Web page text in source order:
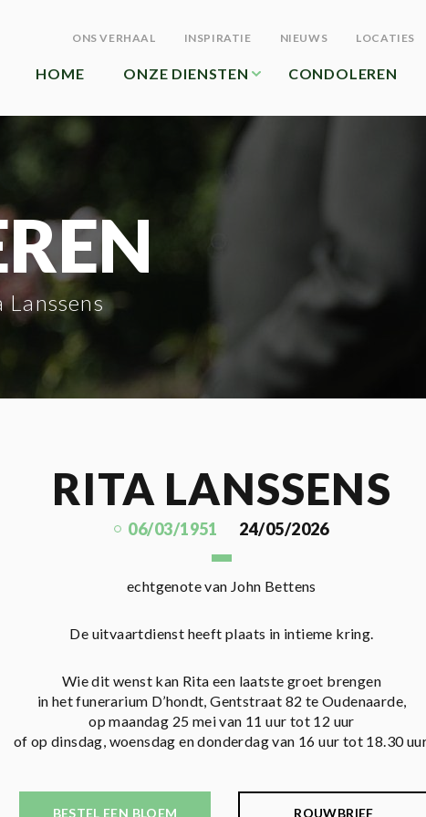
ONS VERHAAL INSPIRATIE NIEUWS LOCATIES
HOME ONZE DIENSTEN CONDOLEREN
Lanssens
RITA LANSSENS
06/03/1951 24/05/2026
echtgenote van John Bettens
De uitvaartdienst heeft plaats in intieme kring.
Wie dit wenst kan Rita een laatste groet brengen
in het funerarium D’hondt, Gentstraat 82 te Oudenaarde,
op maandag 25 mei van 11 uur tot 12 uur
of op dinsdag, woensdag en donderdag van 16 uur tot 18.30
BESTEL EEN BLOEM ROUWBRIEF